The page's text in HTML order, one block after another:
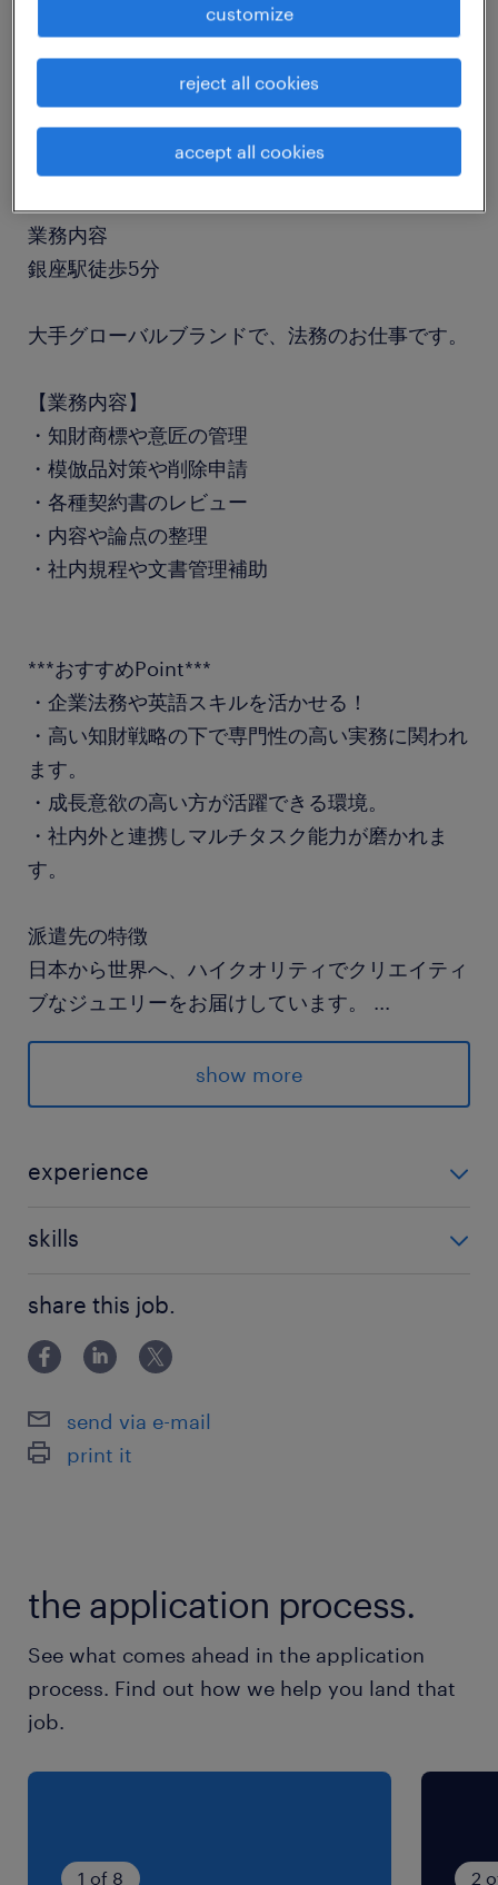
職種
法務・特許事務
勤務期間
長期（3ヶ月以上）
業務内容
銀座駅徒歩5分
大手グローバルブランドで、法務のお仕事です。
【業務内容】
・知財商標や意匠の管理
・模倣品対策や削除申請
・各種契約書のレビュー
・内容や論点の整理
・社内規程や文書管理補助
***おすすめPoint***
・企業法務や英語スキルを活かせる！
・高い知財戦略の下で専門性の高い実務に関われ
ます。
・成長意欲の高い方が活躍できる環境。
・社内外と連携しマルチタスク能力が磨かれま
す。
派遣先の特徴
日本から世界へ、ハイクオリティでクリエイティ
ブなジュエリーをお届けしています。 ...
丸ノ内線、銀座線、日比谷線／銀座駅（徒歩5
有楽町線、山手線／有楽町駅（徒歩5分）
休日休暇
土曜日、日曜日、国民の休日、年末年始
就業時間
残業
交通費あり
show more
experience
書きレベル）
skills
Word：基本操作
PowerPoint：基本操作
share this job.
send via e-mail
print it
the application process.
See what comes ahead in the application
process. Find out how we help you land that
job.
1 of 8 2
customize
reject all cookies
accept all cookies